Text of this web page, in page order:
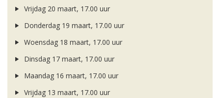
Vrijdag 20 maart, 17.00 uur
Donderdag 19 maart, 17.00 uur
Woensdag 18 maart, 17.00 uur
Dinsdag 17 maart, 17.00 uur
Maandag 16 maart, 17.00 uur
Vrijdag 13 maart, 17.00 uur